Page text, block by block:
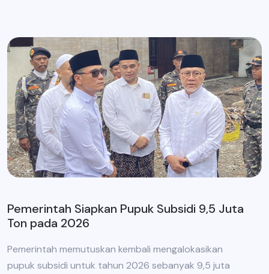
Pemerintah Siapkan Pupuk Subsidi 9,5 Juta
Ton pada 2026
Pemerintah memutuskan kembali mengalokasikan
pupuk subsidi untuk tahun 2026 sebanyak 9,5 juta